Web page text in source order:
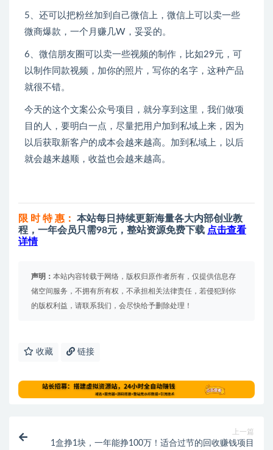
5、还可以把粉丝加到自己微信上，微信上可以卖一些
微商爆款，一个月赚几W，妥妥的。
6、微信朋友圈可以卖一些视频的制作，比如29元，可
以制作同款视频，加你的照片，写你的名字，这种产品
就很不错。
今天的这个文案公众号项目，就分享到这里，我们做项
目的人，要明白一点，尽量把用户加到私域上来，因为
以后获取新客户的成本会越来越高。加到私域上，以后
就会越来越顺，收益也会越来越高。
限 时 特 惠：
本站每日持续更新海量各大内部创业教
程，一年会员只需98元，整站资源免费下载 点击查看
详情
声明： 本站内容转载于网络，版权归原作者所有，仅提供信息存
储空间服务，不拥有所有权，不承担相关法律责任，若侵犯到你
的版权利益，请联系我们，会尽快给予删除处理！
收藏 链接
上一篇
1盒挣1块，一年能挣100万！适合过节的回收赚钱项目